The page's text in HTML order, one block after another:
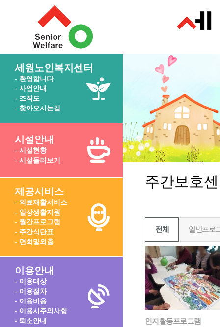
세원노인복지센터
- 환영합니다
- 사업안내
- 조직도
- 찾아오시는길
시설안내
- 시설현황
- 시설둘러보기
제공서비스
- 의료재활서비스
- 일상생활지원
- 월간프로그램
- 주간식단표
- 면회및외출
이용안내
- 이용대상
- 이용절차
- 이용비용
- 이용시주의사항
- 퇴소안내
주간보호
전체 일반프로
인지활동프로그램